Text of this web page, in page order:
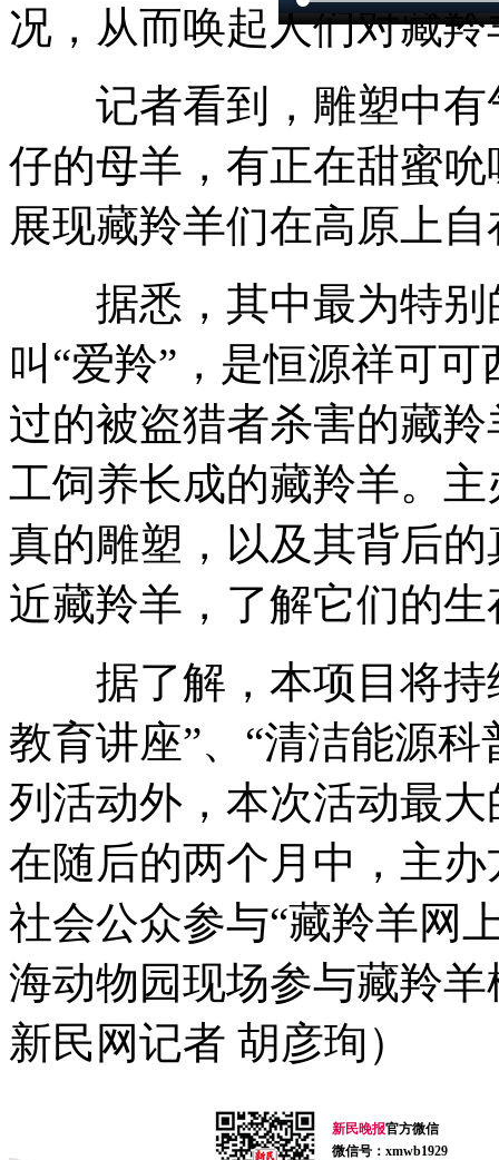
况，从而唤起人们对藏
记者看到，雕塑中有
仔的母羊，有正在甜蜜
展现藏羚羊们在高原上
据悉，其中最为特别
叫“爱羚”，是恒源祥可
过的被盗猎者杀害的藏
工饲养长成的藏羚羊。
真的雕塑，以及其背后
近藏羚羊，了解它们的
据了解，本项目将持
教育讲座”、“清洁能源
列活动外，本次活动最
在随后的两个月中，主
社会公众参与“藏羚羊网
海动物园现场参与藏羚
新民网记者 胡彦珣）
新民晚报官方微信
微信号：xmwb1929